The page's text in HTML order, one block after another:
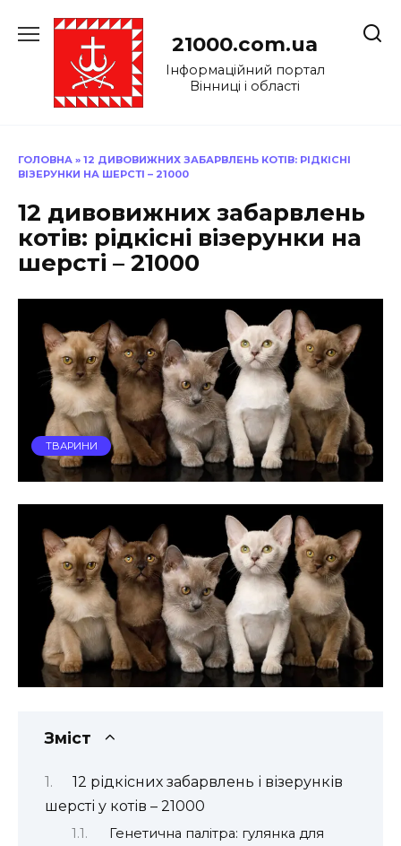
до
21000.com.ua
Інформаційний портал
Вінниці і області
ГОЛОВНА » 12 ДИВОВИЖНИХ ЗАБАРВЛЕНЬ КОТІВ: РІДКІСНІ
ВІЗЕРУНКИ НА ШЕРСТІ – 21000
12 дивовижних забарвлень
котів: рідкісні візерунки на
шерсті – 21000
ТВАРИНИ
Зміст
12 рідкісних забарвлень і візерунків
шерсті у котів – 21000
Генетична палітра: гулянка для